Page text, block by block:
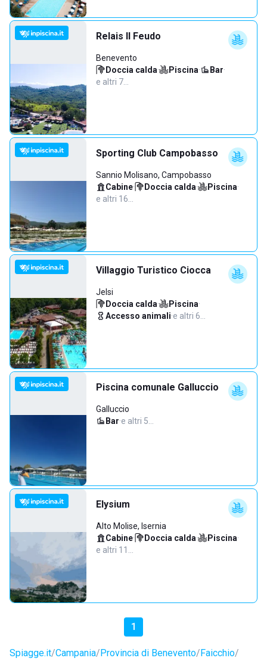
Relais Il Feudo
Benevento
Doccia calda· Piscina· Bar·
e altri 7…
Sporting Club Campobasso
Sannio Molisano, Campobasso
Cabine· Doccia calda· Piscina·
e altri 16…
Villaggio Turistico Ciocca
Jelsi
Doccia calda· Piscina·
Accesso animali·e altri 6…
Piscina comunale Galluccio
Galluccio
Bar·e altri 5…
Elysium
Alto Molise, Isernia
Cabine· Doccia calda· Piscina·
e altri 11…
1
Spiagge.it Campania Provincia di Benevento Faicchio